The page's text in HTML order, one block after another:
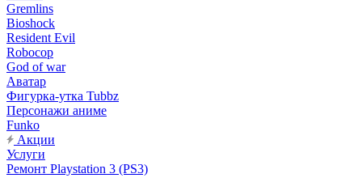
Gremlins
Bioshock
Resident Evil
Robocop
God of war
Аватар
Фигурка-утка Tubbz
Персонажи аниме
Funko
Акции
Услуги
Ремонт Playstation 3 (PS3)